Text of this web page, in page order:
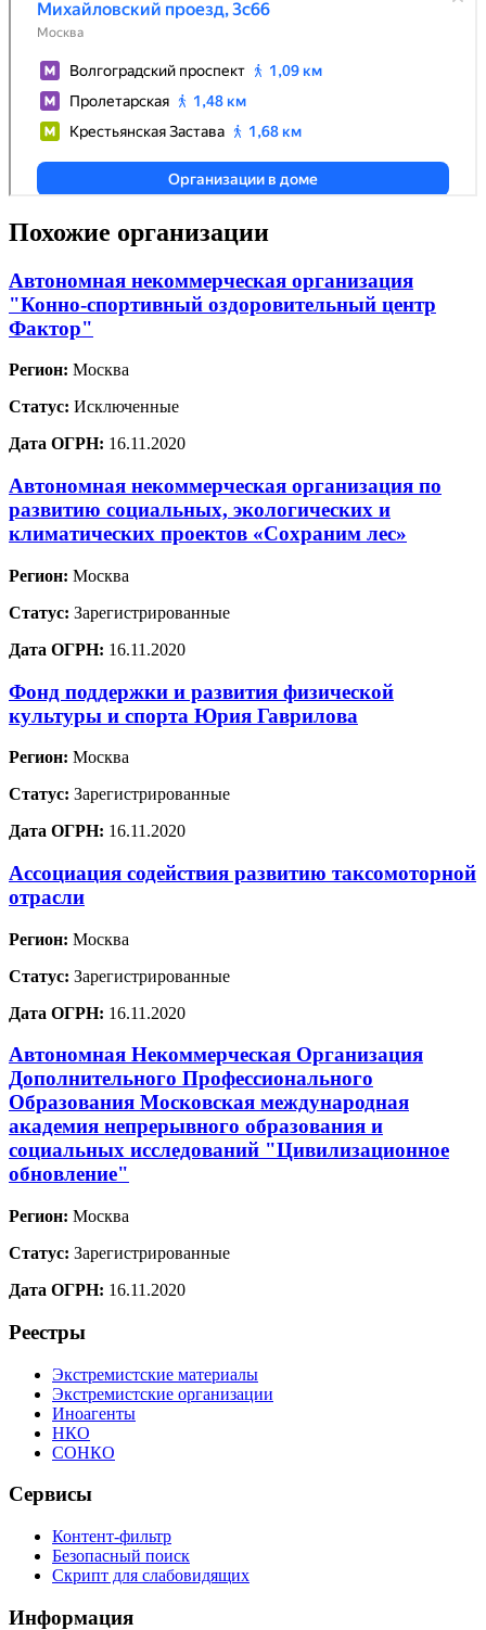
Похожие организации
Автономная некоммерческая организация
"Конно-спортивный оздоровительный центр
Фактор"
Регион: Москва
Статус: Исключенные
Дата ОГРН: 16.11.2020
Автономная некоммерческая организация по
развитию социальных, экологических и
климатических проектов «Сохраним лес»
Регион: Москва
Статус: Зарегистрированные
Дата ОГРН: 16.11.2020
Фонд поддержки и развития физической
культуры и спорта Юрия Гаврилова
Регион: Москва
Статус: Зарегистрированные
Дата ОГРН: 16.11.2020
Ассоциация содействия развитию таксомоторной
отрасли
Регион: Москва
Статус: Зарегистрированные
Дата ОГРН: 16.11.2020
Автономная Некоммерческая Организация
Дополнительного Профессионального
Образования Московская международная
академия непрерывного образования и
социальных исследований "Цивилизационное
обновление"
Регион: Москва
Статус: Зарегистрированные
Дата ОГРН: 16.11.2020
Реестры
Экстремистские материалы
Экстремистские организации
Иноагенты
НКО
СОНКО
Сервисы
Контент-фильтр
Безопасный поиск
Скрипт для слабовидящих
Информация